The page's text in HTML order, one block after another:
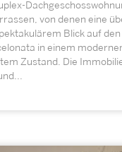
von denen eine
Blick auf den
in einem
Zustand. Die